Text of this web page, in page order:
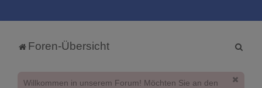
Foren-Übersicht
Willkommen in unserem Forum! Möchten Sie an den